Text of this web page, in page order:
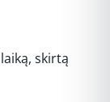
skirtą